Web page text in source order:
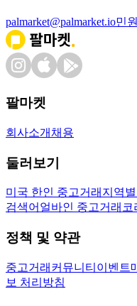
palmarket@palmarket.io민
팔마켓
회사소개 채용
둘러보기
미국 한인 중고거래 지역
검색어 얼바인 중고거래 코
정책 및 약관
중고거래 커뮤니티 이벤트
보 처리방침